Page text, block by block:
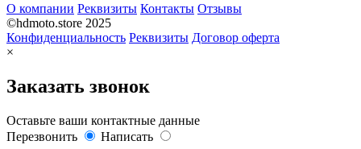
О компании Реквизиты Контакты Отзывы
©hdmoto.store 2025
Конфиденциальность Реквизиты Договор оферта
×
Заказать звонок
Оставьте ваши контактные данные
Перезвонить
Написать